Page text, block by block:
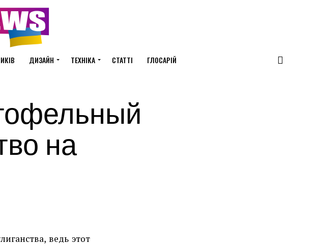
ДИЗАЙН ТЕХНІКА СТАТТІ ГЛОСАРІЙ
на
ведь этот